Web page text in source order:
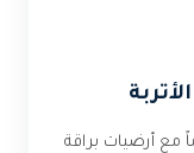
مع أرضيات براقة